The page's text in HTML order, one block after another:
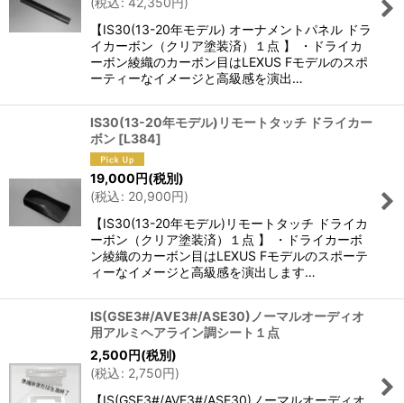
【IS30(13-20年モデル) オーナメントパネル ドラ
イカーボン（クリア塗装済）１点 】 ・ドライカ
ーボン綾織のカーボン目はLEXUS Fモデルのスポ
ーティーなイメージと高級感を演出…
IS30(13-20年モデル)リモートタッチ ドライカー
ボン [L384]
19,000円(税別)
(税込: 20,900円)
【IS30(13-20年モデル)リモートタッチ ドライカ
ーボン（クリア塗装済）１点 】 ・ドライカーボ
ン綾織のカーボン目はLEXUS Fモデルのスポーテ
ィーなイメージと高級感を演出します…
IS(GSE3#/AVE3#/ASE30)ノーマルオーディオ
用アルミヘアライン調シート１点
2,500円(税別)
(税込: 2,750円)
【IS(GSE3#/AVE3#/ASE30)ノーマルオーディオ